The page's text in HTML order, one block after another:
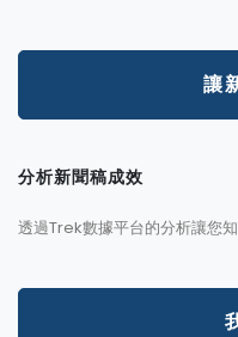
讓
分析新聞稿成效
透過Trek數據平台的分析讓您